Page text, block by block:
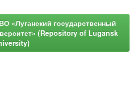
«Луганский государственный
(Repository of Lugansk